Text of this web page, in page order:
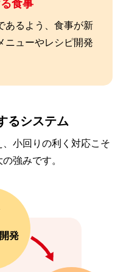
食事
あるよう、食事が新
ニューやレシピ開発
るシステム
小回りの利く対応こそ
強みです。
発